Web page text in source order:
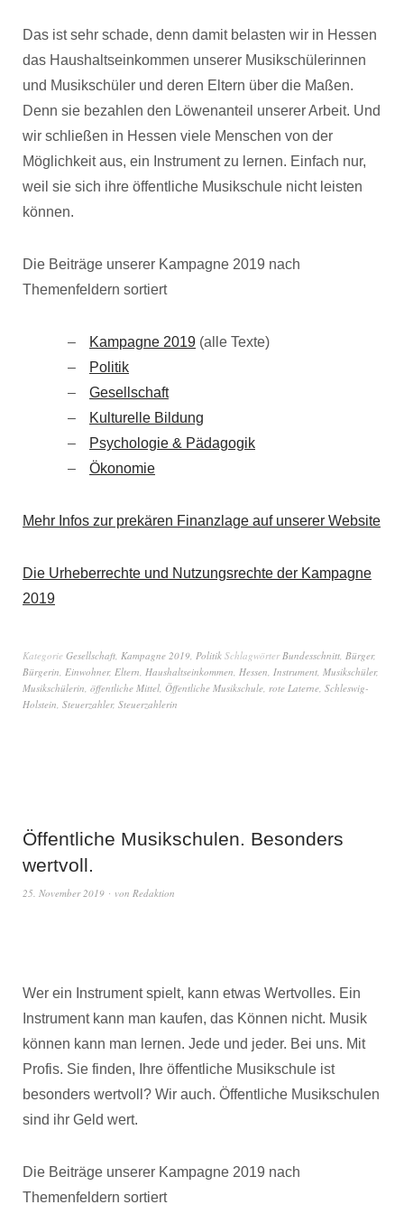
Das ist sehr schade, denn damit belasten wir in Hessen
das Haushaltseinkommen unserer Musikschülerinnen
und Musikschüler und deren Eltern über die Maßen.
Denn sie bezahlen den Löwenanteil unserer Arbeit. Und
wir schließen in Hessen viele Menschen von der
Möglichkeit aus, ein Instrument zu lernen. Einfach nur,
weil sie sich ihre öffentliche Musikschule nicht leisten
können.
Die Beiträge unserer Kampagne 2019 nach
Themenfeldern sortiert
Kampagne 2019 (alle Texte)
Politik
Gesellschaft
Kulturelle Bildung
Psychologie & Pädagogik
Ökonomie
Mehr Infos zur prekären Finanzlage auf unserer Website
Die Urheberrechte und Nutzungsrechte der Kampagne
2019
Kategorie Gesellschaft, Kampagne 2019, Politik SchlagwörterBundesschnitt, Bürger,
Bürgerin, Einwohner, Eltern, Haushaltseinkommen, Hessen, Instrument, Musikschüler,
Musikschülerin, öffentliche Mittel, Öffentliche Musikschule, rote Laterne, Schleswig-
Holstein, Steuerzahler, Steuerzahlerin
Öffentliche Musikschulen. Besonders
wertvoll.
25. November 2019 von Redaktion
Wer ein Instrument spielt, kann etwas Wertvolles. Ein
Instrument kann man kaufen, das Können nicht. Musik
können kann man lernen. Jede und jeder. Bei uns. Mit
Profis. Sie finden, Ihre öffentliche Musikschule ist
besonders wertvoll? Wir auch. Öffentliche Musikschulen
sind ihr Geld wert.
Die Beiträge unserer Kampagne 2019 nach
Themenfeldern sortiert